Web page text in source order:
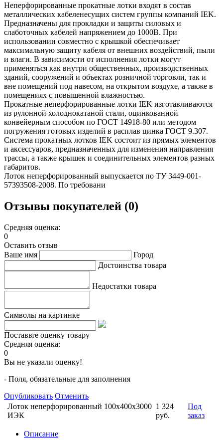
Неперфорированные прокатные лотки входят в состав
металлических кабеленесущих систем группы компаний IEK.
Предназначены для прокладки и защиты силовых и
слаботочных кабелей напряжением до 1000В. При
использовании совместно с крышкой обеспечивает
максимальную защиту кабеля от внешних воздействий, пыли
и влаги. В зависимости от исполнения лотки могут
применяться как внутри общественных, производственных
зданий, сооружений и объектах розничной торговли, так и
вне помещений под навесом, на открытом воздухе, а также в
помещениях с повышенной влажностью.
Прокатные неперфорированные лотки IEK изготавливаются
из рулонной холоднокатаной стали, оцинкованной
конвейерным способом по ГОСТ 14918-80 или методом
погружения готовых изделий в расплав цинка ГОСТ 9.307.
Система прокатных лотков IEK состоит из прямых элементов
и аксессуаров, предназначенных для изменения направления
трассы, а также крышек и соединительных элементов разных
габаритов.
Лоток неперфорированный выпускается по ТУ 3449-001-
57393508-2008. По требовани
Отзывы покупателей (0)
Средняя оценка:
0
Оставить отзыв
Ваше имя
Город
Достоинства товара
Недостатки товара
Символы на картинке
Поставьте оценку товару
Средняя оценка:
0
Вы не указали оценку!
- Поля, обязательные для заполнения
Опубликовать Отменить
Лоток неперфорированный 100х400х3000
ИЭК
1 324
руб.
Под
заказ
Описание